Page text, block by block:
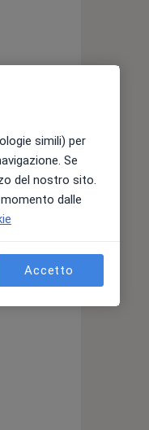
9 Ago
Lun,
simili) per
Se
del nostro sito.
dalle
Accetto